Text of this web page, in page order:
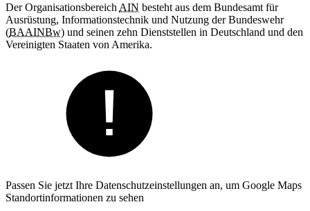
Der Organisationsbereich AIN besteht aus dem Bundesamt für
Ausrüstung, Informationstechnik und Nutzung der Bundeswehr
(BAAINBw) und seinen zehn Dienststellen in Deutschland und den
Vereinigten Staaten von Amerika.
Passen Sie jetzt Ihre Datenschutzeinstellungen an, um Google Maps
Standortinformationen zu sehen